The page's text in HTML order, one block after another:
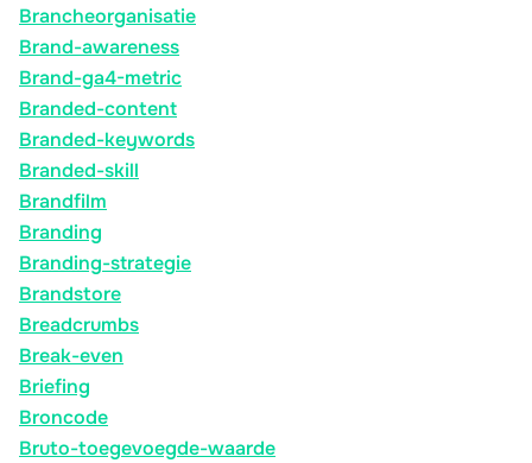
Brancheorganisatie
Brand-awareness
Brand-ga4-metric
Branded-content
Branded-keywords
Branded-skill
Brandfilm
Branding
Branding-strategie
Brandstore
Breadcrumbs
Break-even
Briefing
Broncode
Bruto-toegevoegde-waarde